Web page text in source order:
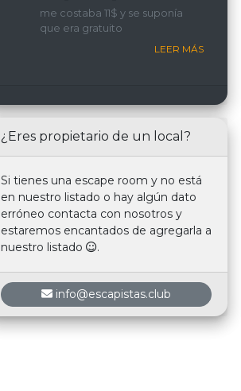
interacción constante con
nosotros.
me costaba 11$ y se suponía
que era gratuito
LEER MÁS
¿Eres propietario de un local?
Si tienes una escape room y no está
en nuestro listado o hay algún dato
erróneo contacta con nosotros y
estaremos encantados de agregarla a
nuestro listado
.
info@escapistas.club